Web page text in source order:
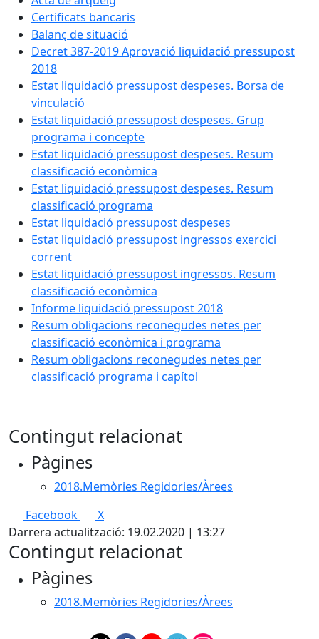
Certificats bancaris
Balanç de situació
Decret 387-2019 Aprovació liquidació pressupost
2018
Estat liquidació pressupost despeses. Borsa de
vinculació
Estat liquidació pressupost despeses. Grup
programa i concepte
Estat liquidació pressupost despeses. Resum
classificació econòmica
Estat liquidació pressupost despeses. Resum
classificació programa
Estat liquidació pressupost despeses
Estat liquidació pressupost ingressos exercici
corrent
Estat liquidació pressupost ingressos. Resum
classificació econòmica
Informe liquidació pressupost 2018
Resum obligacions reconegudes netes per
classificació econòmica i programa
Resum obligacions reconegudes netes per
classificació programa i capítol
Contingut relacionat
Pàgines
2018.Memòries Regidories/Àrees
Facebook
X
Darrera actualització: 19.02.2020 | 13:27
Contingut relacionat
Pàgines
2018.Memòries Regidories/Àrees